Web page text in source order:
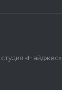
студия «Найджес»